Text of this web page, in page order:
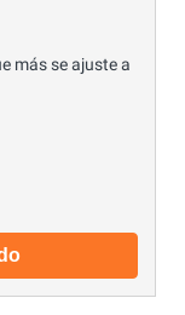
más se ajuste a